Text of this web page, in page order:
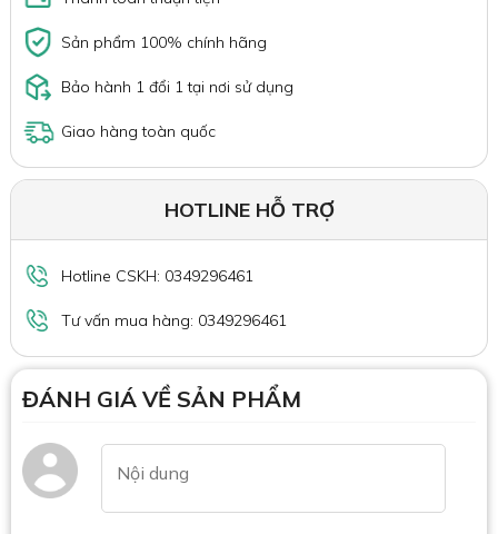
Sản phẩm 100% chính hãng
Bảo hành 1 đổi 1 tại nơi sử dụng
Giao hàng toàn quốc
HOTLINE HỖ TRỢ
Hotline CSKH: 0349296461
Tư vấn mua hàng: 0349296461
ĐÁNH GIÁ VỀ SẢN PHẨM